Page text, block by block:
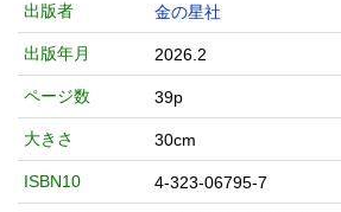
出版者 金の星社
出版年月 2026.2
ページ数 39p
大きさ 30cm
ISBN10 4-323-06795-7